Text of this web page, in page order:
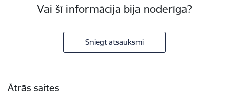
Vai šī informācija bija noderīga?
Sniegt atsauksmi
Ātrās saites